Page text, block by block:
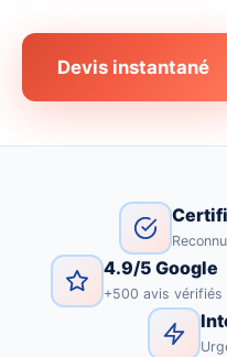
Devis instantané
4.9/5 Google
+500 avis vérifiés